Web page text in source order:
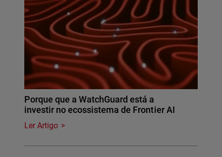
Porque que a WatchGuard está a
investir no ecossistema de Frontier AI
Ler Artigo